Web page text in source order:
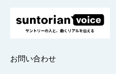
お問い合わせ